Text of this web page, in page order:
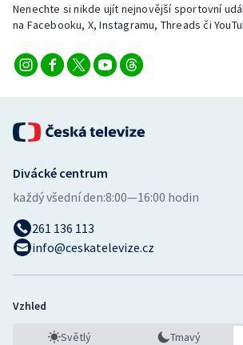
Vodní slalom
Volejbal
Nenechte si nikde ujít nejnovější sportovní
na Facebooku, X, Instagramu, Threads či
Divácké centrum
každý všední den:8:00—16:00 hodin
261 136 113
info@ceskatelevize.cz
Vzhled
Světlý Tmavý